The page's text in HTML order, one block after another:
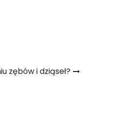
zębów i dziąseł?